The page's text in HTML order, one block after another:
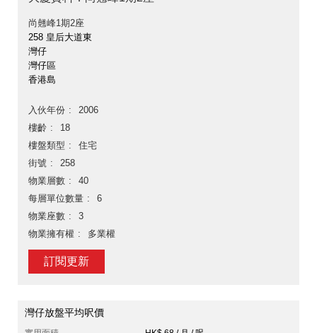
尚翹峰1期2座
258 皇后大道東
灣仔
灣仔區
香港島
入伙年份
2006
樓齡
18
樓盤類型
住宅
街號
258
物業層數
40
每層單位數量
6
物業座數
3
物業擁有權
多業權
訂閱更新
灣仔放盤平均呎價